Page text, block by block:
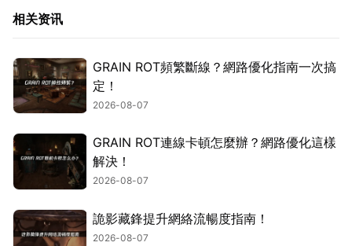
相关资讯
GRAIN ROT頻繁斷線？網路優化指南一次搞
定！
2026-08-07
GRAIN ROT連線卡頓怎麼辦？網路優化這樣
解決！
2026-08-07
詭影藏鋒提升網絡流暢度指南！
2026-08-07